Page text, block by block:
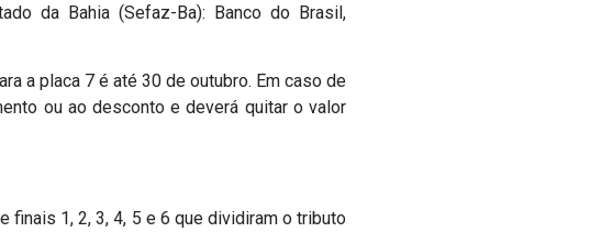
da Bahia (Sefaz-Ba): Banco do Brasil,
a placa 7 é até 30 de outubro. Em caso de
ou ao desconto e deverá quitar o valor
finais 1, 2, 3, 4, 5 e 6 que dividiram o tributo